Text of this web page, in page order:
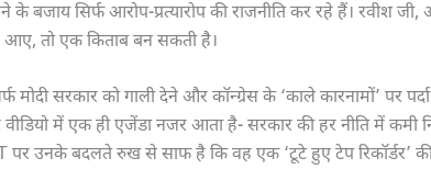
बजाय सिर्फ आरोप-प्रत्यारोप की राजनीति कर रहे हैं। रवीश जी,
तो एक किताब बन सकती है।
मोदी सरकार को गाली देने और कॉन्ग्रेस के ‘काले कारनामों’ पर
वीडियो में एक ही एजेंडा नजर आता है- सरकार की हर नीति में कमी
पर उनके बदलते रुख से साफ है कि वह एक ‘टूटे हुए टेप रिकॉर्डर’